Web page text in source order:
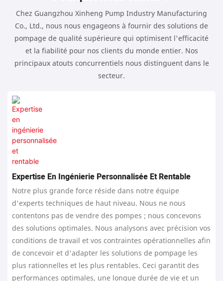
Chez Guangzhou Xinheng Pump Industry Manufacturing
Co., Ltd., nous nous engageons à fournir des solutions de
pompage de qualité supérieure qui optimisent l'efficacité
et la fiabilité pour nos clients du monde entier. Nos
principaux atouts concurrentiels nous distinguent dans le
secteur.
Expertise En Ingénierie Personnalisée Et Rentable
Notre plus grande force réside dans notre équipe
d'experts techniques de haut niveau. Nous ne nous
contentons pas de vendre des pompes ; nous concevons
des solutions optimales. Nous analysons avec précision vos
conditions de travail et vos contraintes opérationnelles afin
de concevoir et d'adapter les solutions de pompage les
plus rationnelles et les plus rentables. Ceci garantit des
performances optimales, une longue durée de vie et un